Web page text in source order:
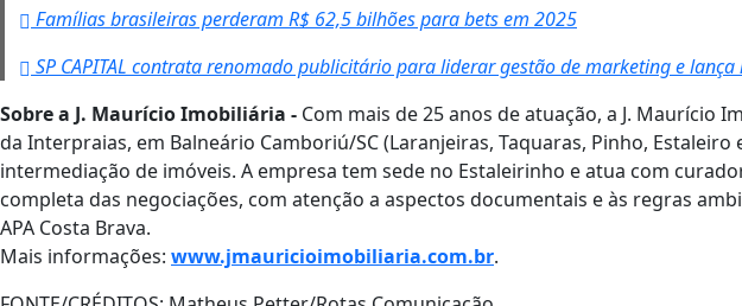
Famílias brasileiras perderam R$ 62,5 bilhões para bets em 2025
SP CAPITAL contrata renomado publicitário para liderar gestão de marketing e
Sobre a J. Maurício Imobiliária - Com mais de 25 anos de atuação, a J. Maurício
da Interpraias, em Balneário Camboriú/SC (Laranjeiras, Taquaras, Pinho,
intermediação de imóveis. A empresa tem sede no Estaleirinho e atua com
completa das negociações, com atenção a aspectos documentais e às regras
APA Costa Brava.
Mais informações: www.jmauricioimobiliaria.com.br.